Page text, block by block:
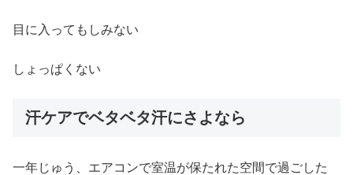
目に入ってもしみない
しょっぱくない
汗ケアでベタベタ汗にさよなら
一年じゅう、エアコンで室温が保たれた空間で過ごした